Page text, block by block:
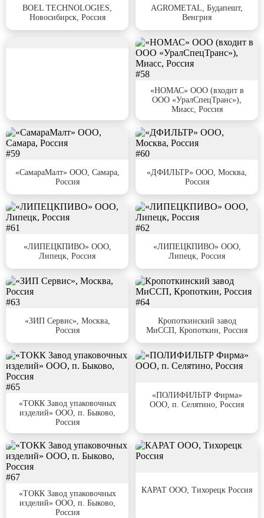
BOEL TECHNOLOGIES,
Новосибирск, Россия
AGROMETAL, Будапешт,
Венгрия
#58
«НОМАС» ООО (входит в
ООО «УралСпецТранс»),
Миасс, Россия
#59
«СамараМалт» ООО, Самара,
Россия
#60
«ДФИЛЬТР» ООО, Москва,
Россия
#61
«ЛИПЕЦКПИВО» ООО,
Липецк, Россия
#62
«ЛИПЕЦКПИВО» ООО,
Липецк, Россия
#63
«ЗИП Сервис», Москва,
Россия
#64
Кропоткинский завод
МиССП, Кропоткин, Россия
#65
«ТОКК Завод упаковочных
изделий» ООО, п. Быково,
Россия
«ПОЛИФИЛЬТР Фирма»
ООО, п. Селятино, Россия
#67
«ТОКК Завод упаковочных
изделий» ООО, п. Быково,
Россия
КАРАТ ООО, Тихорецк Россия